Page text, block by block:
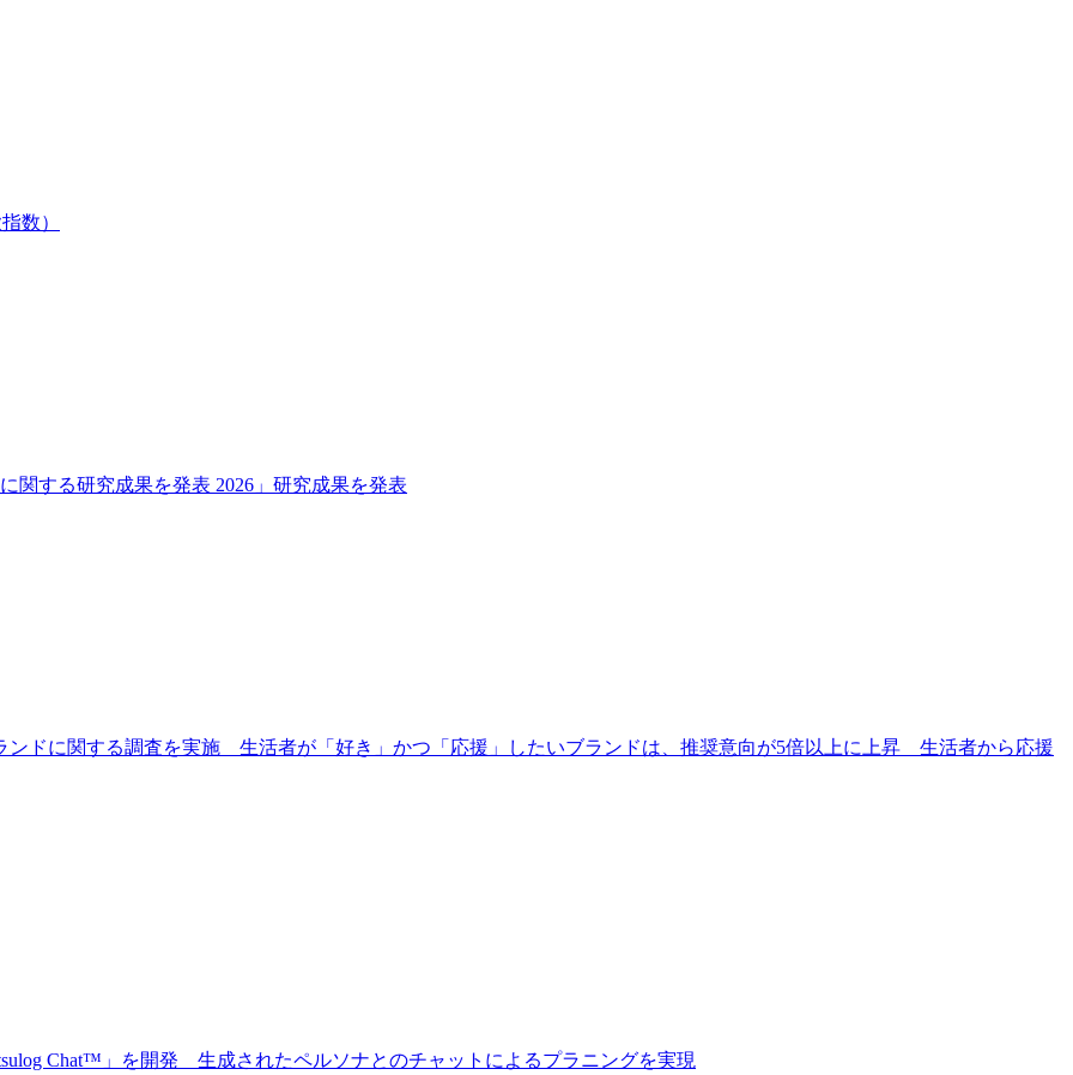
数）
関する研究成果を発表 2026」研究成果を発表
ンドに関する調査を実施 生活者が「好き」かつ「応援」したいブランドは、推奨意向が5倍以上に上昇 生活者から応援
Chat™」を開発 生成されたペルソナとのチャットによるプラニングを実現